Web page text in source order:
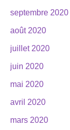
septembre 2020
août 2020
juillet 2020
juin 2020
mai 2020
avril 2020
mars 2020